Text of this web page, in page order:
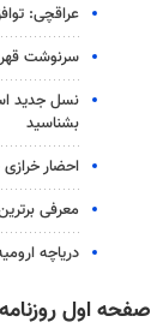
عراقچی: توافق
سرنوشت
بشناسید
احضار خرازی
معرفی
دریاچه ارومیه جان
صفحه اول